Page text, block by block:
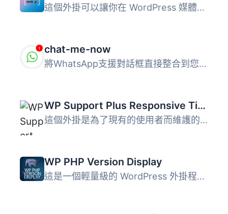
這個外掛可以讓你在 WordPress 媒體庫中上傳 WebP 格式的圖片...
chat-me-now
將WhatsApp支援對話框直接整合到您的WordPress網站中，這將幫...
WP Support Plus Responsive Ticket System
這個外掛是為了現有的使用者而維護的。我們強烈建議新使用者...
WP PHP Version Display
這是一個輕量級的 WordPress 外掛程式，可以在「一覽」管理後...